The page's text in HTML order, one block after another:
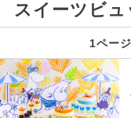
スイーツビュ
1ペー